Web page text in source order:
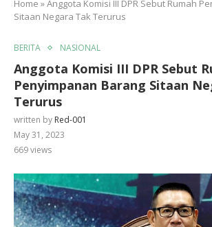
Home »Anggota Komisi III DPR Sebut Rumah
Sitaan Negara Tak Terurus
BERITA NASIONAL
Anggota Komisi III DPR Sebut
Penyimpanan Barang Sitaan
Terurus
written by Red-001
May 31, 2023
669views